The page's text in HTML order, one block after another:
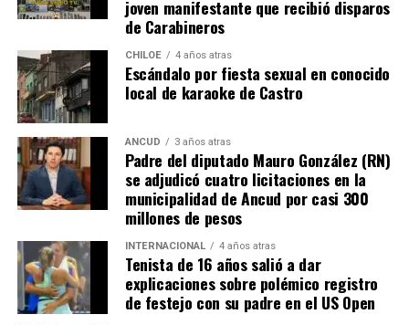
la Subdere, con más de 5.900 millones de pesos y 4.400
millones de pesos, respectivamente.
La minuta afirma que estos avances reflejan una apuesta
por la equidad territorial, y que se continuará apoyando
a las comunas con mayores necesidades, aunque en la
práctica, los alcaldes coinciden en que el actual
escenario genera incertidumbre y podría traducirse en
la paralización de iniciativas prioritarias para el
desarrollo local.
“Seguimos trabajando con esperanza, pero sin
certezas”, concluyó el alcalde de Quemchi, reflejando el
sentimiento generalizado entre los ediles de Chiloé ante
la disminución de recursos provenientes de la Subdere.
iniciativa.
joven manifestante que recibió disparos
de Carabineros
CHILOE 4 años atras
Escándalo por fiesta sexual en conocido
local de karaoke de Castro
ANCUD 3 años atras
Padre del diputado Mauro González (RN)
se adjudicó cuatro licitaciones en la
municipalidad de Ancud por casi 300
millones de pesos
INTERNACIONAL 4 años atras
Tenista de 16 años salió a dar
explicaciones sobre polémico registro
de festejo con su padre en el US Open